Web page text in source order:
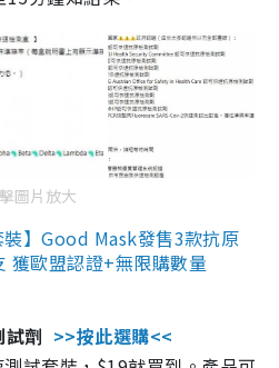
圖片放大
】Good Mask發售3款抗原
獲歐盟認證+無限購數量
劑 >>按此選購<<